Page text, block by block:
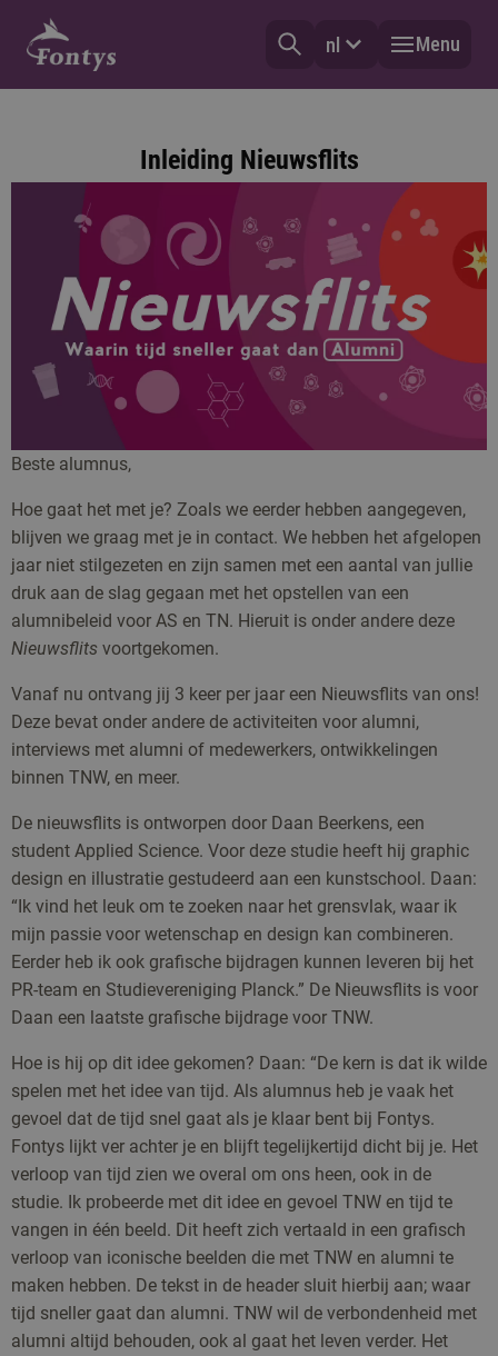
nl Menu
Inleiding Nieuwsflits
Beste alumnus,
Hoe gaat het met je? Zoals we eerder hebben aangegeven,
blijven we graag met je in contact. We hebben het afgelopen
jaar niet stilgezeten en zijn samen met een aantal van jullie
druk aan de slag gegaan met het opstellen van een
alumnibeleid voor AS en TN. Hieruit is onder andere deze
Nieuwsflits voortgekomen.
Vanaf nu ontvang jij 3 keer per jaar een Nieuwsflits van ons!
Deze bevat onder andere de activiteiten voor alumni,
interviews met alumni of medewerkers, ontwikkelingen
binnen TNW, en meer.
De nieuwsflits is ontworpen door Daan Beerkens, een
student Applied Science. Voor deze studie heeft hij graphic
design en illustratie gestudeerd aan een kunstschool. Daan:
“Ik vind het leuk om te zoeken naar het grensvlak, waar ik
mijn passie voor wetenschap en design kan combineren.
Eerder heb ik ook grafische bijdragen kunnen leveren bij het
PR-team en Studievereniging Planck.” De Nieuwsflits is voor
Daan een laatste grafische bijdrage voor TNW.
Hoe is hij op dit idee gekomen? Daan: “De kern is dat ik wilde
spelen met het idee van tijd. Als alumnus heb je vaak het
gevoel dat de tijd snel gaat als je klaar bent bij Fontys.
Fontys lijkt ver achter je en blijft tegelijkertijd dicht bij je. Het
verloop van tijd zien we overal om ons heen, ook in de
studie. Ik probeerde met dit idee en gevoel TNW en tijd te
vangen in één beeld. Dit heeft zich vertaald in een grafisch
verloop van iconische beelden die met TNW en alumni te
maken hebben. De tekst in de header sluit hierbij aan; waar
tijd sneller gaat dan alumni. TNW wil de verbondenheid met
alumni altijd behouden, ook al gaat het leven verder. Het